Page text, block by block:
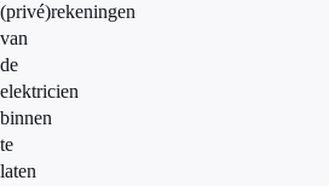
(privé)rekeningen
van
de
elektricien
binnen
te
laten